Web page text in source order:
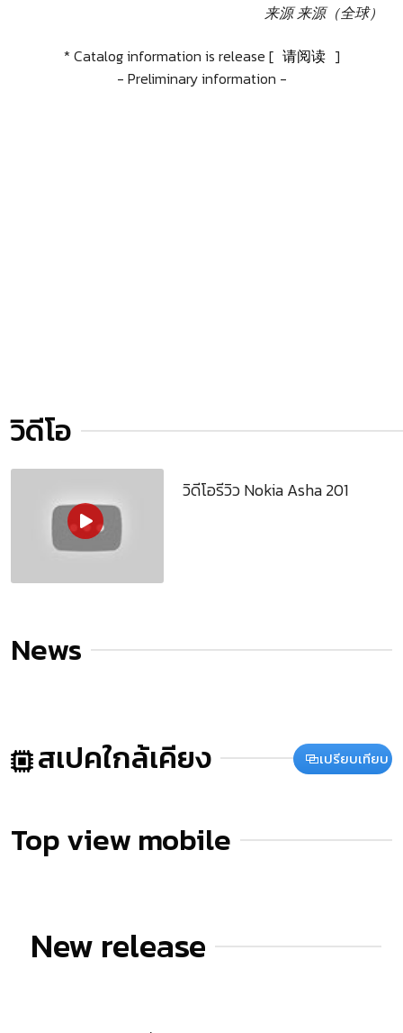
来源 来源（全球）
* Catalog information is release [ 请阅读 ]
- Preliminary information -
วิดีโอ
วิดีโอรีวิว Nokia Asha 201
News
สเปคใกล้เคียง เปรียบเทียบ
Top view mobile
New release